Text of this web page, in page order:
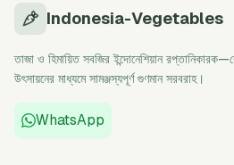
Indonesia-Vegetables
তাজা ও হিমায়িত সবজির ইন্দোনেশিয়ান
উৎসায়নের মাধ্যমে সামঞ্জস্যপূর্ণ গুণমান সরবরাহ।
WhatsApp